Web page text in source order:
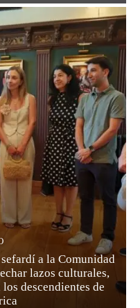
a la Comunidad
lazos culturales,
descendientes de